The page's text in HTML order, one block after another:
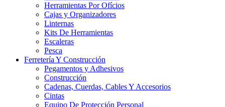
Herramientas Por Ofícios
Cajas y Organizadores
Linternas
Kits De Herramientas
Escaleras
Pesca
Ferretería Y Construcción
Pegamentos y Adhesivos
Construcción
Cadenas, Cuerdas, Cables Y Accesorios
Cintas
Equipo De Protección Personal